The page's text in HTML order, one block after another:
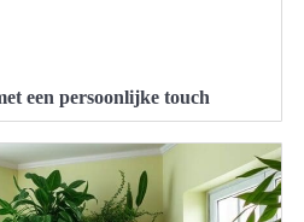
een persoonlijke touch